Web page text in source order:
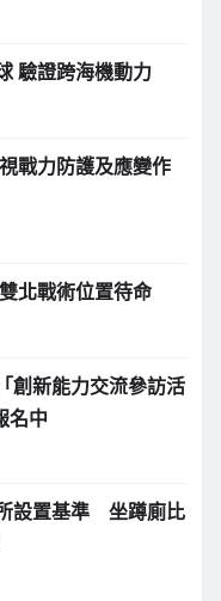
驗證跨海機動力
戰力防護及應變作
北戰術位置待命
創新能力交流參訪活
名中
設置基準 坐蹲廁比